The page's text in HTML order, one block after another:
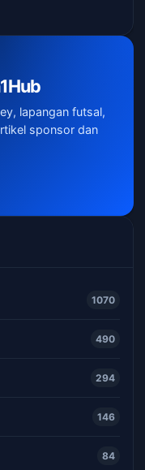
lapangan futsal,
sponsor dan
1070
490
294
146
84